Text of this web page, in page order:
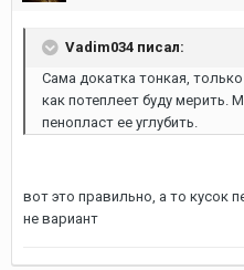
Vadim034 писал:
Сама докатка тонкая,
как потеплеет буду мерить.
пенопласт ее углубить.
вот это правильно, а то кусок
не вариант